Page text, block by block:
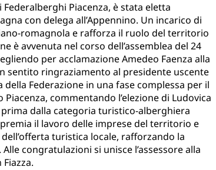
Piacenza, è stata eletta
con delega all’Appennino. Un incarico di
romagnola e rafforza il ruolo del territorio
è avvenuta nel corso dell’assemblea del 24
per acclamazione Amedeo Faenza alla
sentito ringraziamento al presidente uscente
Federazione in una fase complessa per il
commentando l’elezione di Ludovica
dalla categoria turistico-alberghiera
il lavoro delle imprese del territorio e
turistica locale, rafforzando la
congratulazioni si unisce l’assessore alla